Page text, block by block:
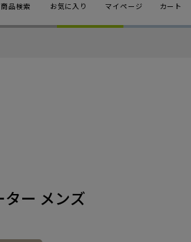
商品検索 お気に入り マイページ カート
ター メンズ